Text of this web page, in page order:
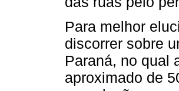
Para melhor
discorrer sobre
Paraná, no qual
aproximado de